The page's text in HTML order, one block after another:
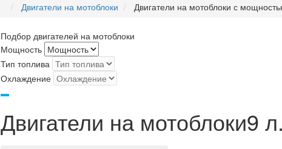
Двигатели на мотоблоки
Двигатели на мотоблоки с
Подбор двигателей на мотоблоки
Мощность
Тип топлива
Охлаждение
Двигатели на мотоблоки9